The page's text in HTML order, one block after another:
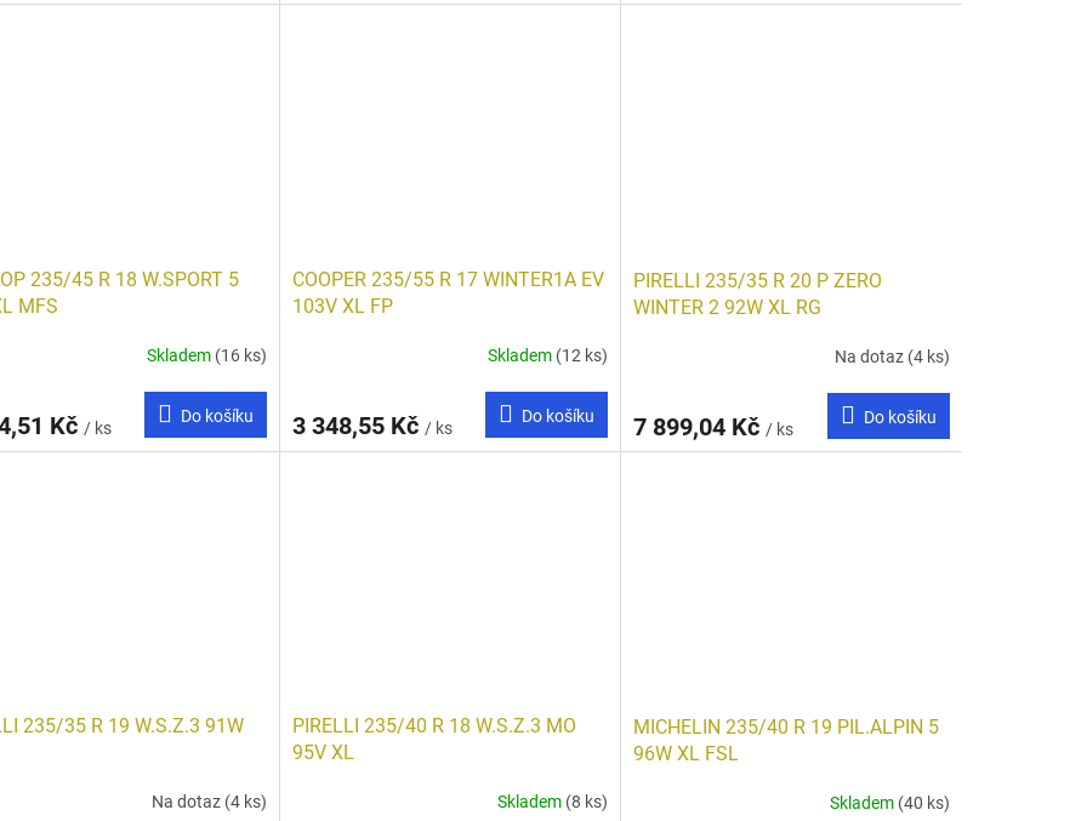
235/45 R 18 W.SPORT 5
MFS
Skladem (16 ks)
Kč / ks
Do košíku
COOPER 235/55 R 17 WINTER1A EV
103V XL FP
Skladem (12 ks)
3 348,55 Kč / ks
Do košíku
PIRELLI 235/35 R 20 P ZERO
WINTER 2 92W XL RG
Na dotaz (4 ks)
7 899,04 Kč / ks
Do košíku
235/35 R 19 W.S.Z.3 91W
Na dotaz (4 ks)
PIRELLI 235/40 R 18 W.S.Z.3 MO
95V XL
Skladem (8 ks)
MICHELIN 235/40 R 19 PIL.ALPIN 5
96W XL FSL
Skladem (40 ks)